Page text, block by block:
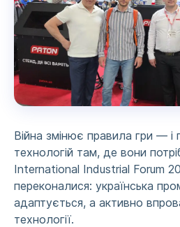
Війна змінює правила гри —
технологій там, де вони
International Industrial Forum
переконалися: українська
адаптується, а активно
технології.